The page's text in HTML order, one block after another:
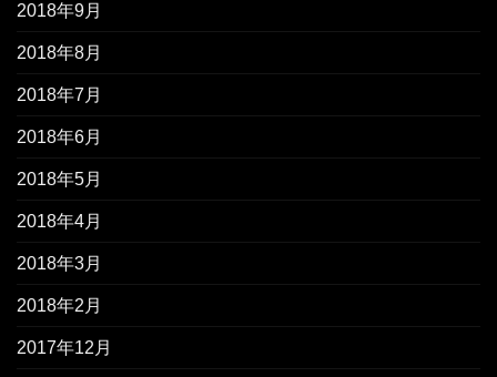
2018年9月
2018年8月
2018年7月
2018年6月
2018年5月
2018年4月
2018年3月
2018年2月
2017年12月